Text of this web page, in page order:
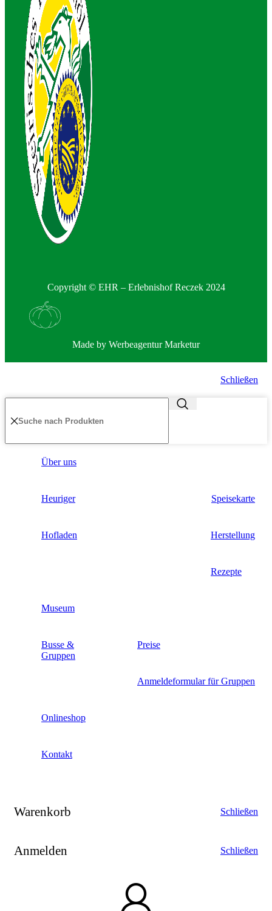
Copyright © EHR – Erlebnishof Reczek 2024
Made by Werbeagentur Marketur
Schließen
Über uns
Heuriger Speisekarte
Hofladen Herstellung
Rezepte
Museum
Busse &
Gruppen
Preise
Anmeldeformular für Gruppen
Onlineshop
Kontakt
Warenkorb Schließen
Anmelden Schließen